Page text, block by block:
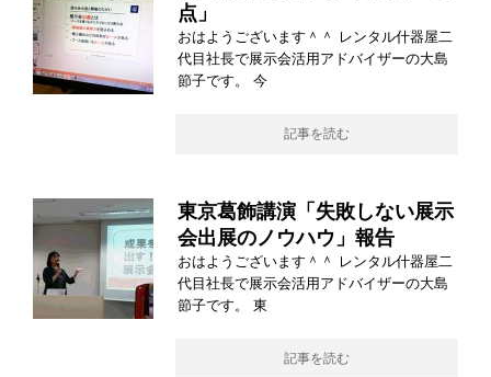
点」
おはようございます＾＾ レンタル什器屋二
代目社長で展示会活用アドバイザーの大島
節子です。 今
記事を読む
東京葛飾講演「失敗しない展示
会出展のノウハウ」報告
おはようございます＾＾ レンタル什器屋二
代目社長で展示会活用アドバイザーの大島
節子です。 東
記事を読む